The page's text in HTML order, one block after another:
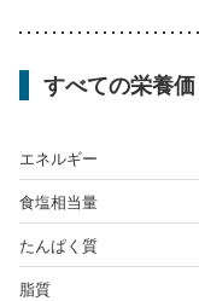
すべての栄養価
エネルギー
食塩相当量
たんぱく質
脂質